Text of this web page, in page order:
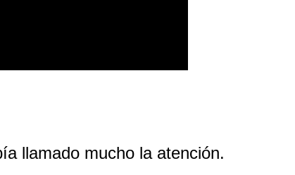
llamado mucho la atención.